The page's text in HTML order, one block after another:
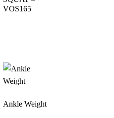
VOS165
Ankle Weight